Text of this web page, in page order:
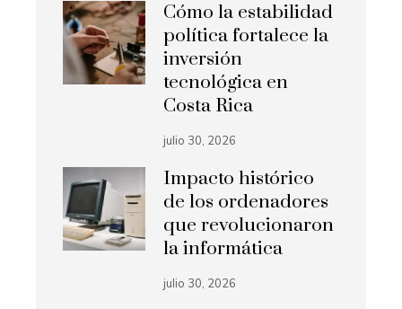
Cómo la estabilidad
política fortalece la
inversión
tecnológica en
Costa Rica
julio 30, 2026
Impacto histórico
de los ordenadores
que revolucionaron
la informática
julio 30, 2026